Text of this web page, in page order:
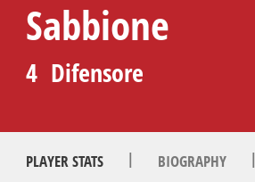
Sabbione
4 Difensore
PLAYER STATS | BIOGRAPHY |